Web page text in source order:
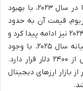
به حدود ۱۱۹۶ دلار کاهش یافت. اما در سال ۲۰۲۳، با بهبود
قیمت آن به حدود
۲۲۸۱ دلار رسید و این روند صعودی در سال ۲۰۲۴ نیز ادامه پیدا کرد و
اتریوم به بیش از ۳۳۴۰ دلار رسید. در میانه سال ۲۰۲۵، با وجود
نوسانات، اتریوم همچنان در محدوده بیش از ۲۴۰۰ دلار قرار دارد.
بازار ارزهای دیجیتال